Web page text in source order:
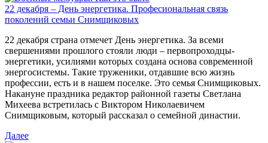
22 декабря – День энергетика. Професиональная связь
поколений семьи Снимщиковых
22 декабря страна отмечет День энергетика. За всеми
свершениями прошлого стояли люди – первопроходцы-
энергетики, усилиями которых создана основа современной
энергосистемы. Такие труженики, отдавшие всю жизнь
профессии, есть и в нашем поселке. Это семья Снимщиковых.
Накануне праздника редактор районной газеты Светлана
Михеева встретилась с Виктором Николаевичем
Снимщиковым, который рассказал о семейной династии.
Далее